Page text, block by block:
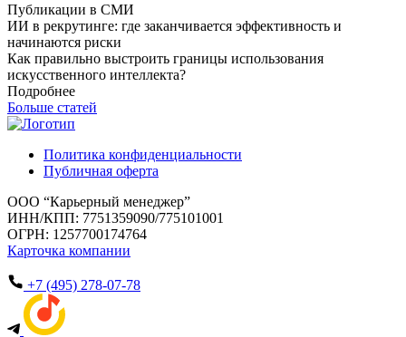
Публикации в СМИ
ИИ в рекрутинге: где заканчивается эффективность и
начинаются риски
Как правильно выстроить границы использования
искусственного интеллекта?
Подробнее
Больше статей
Политика конфиденциальности
Публичная оферта
ООО “Карьерный менеджер”
ИНН/КПП: 7751359090/775101001
ОГРН: 1257700174764
Карточка компании
+7 (495) 278-07-78